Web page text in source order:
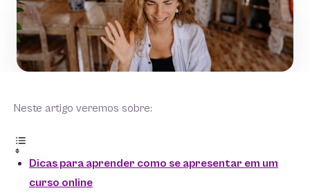
Neste artigo veremos sobre:
Dicas para aprender como se apresentar em um
curso online